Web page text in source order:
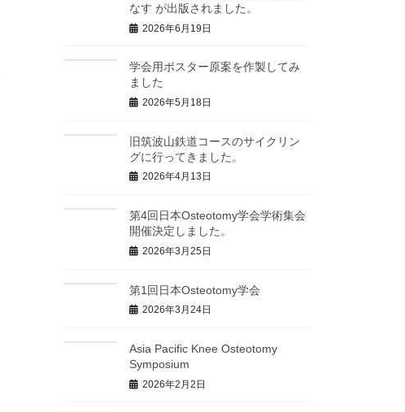
なす が出版されました。
2026年6月19日
学会用ポスター原案を作製してみ
ました
2026年5月18日
旧筑波山鉄道コースのサイクリン
グに行ってきました。
2026年4月13日
第4回日本Osteotomy学会学術集会
開催決定しました。
2026年3月25日
第1回日本Osteotomy学会
2026年3月24日
Asia Pacific Knee Osteotomy
Symposium
2026年2月2日